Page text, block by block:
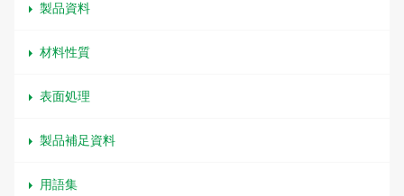
製品資料
材料性質
表面処理
製品補足資料
用語集